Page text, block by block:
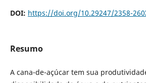
DOI: https://doi.org/10.29247/2358-
Resumo
A cana-de-açúcar tem sua